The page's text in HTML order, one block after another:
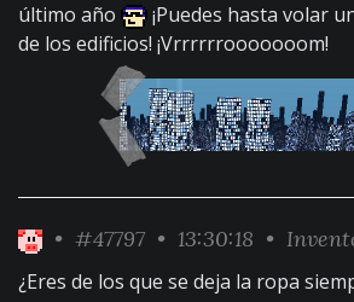
último año
¡Puedes hasta volar
de los edificios! ¡Vrrrrrrooooooom!
• #47797 • 13:30:18 •
¿Eres de los que se deja la ropa